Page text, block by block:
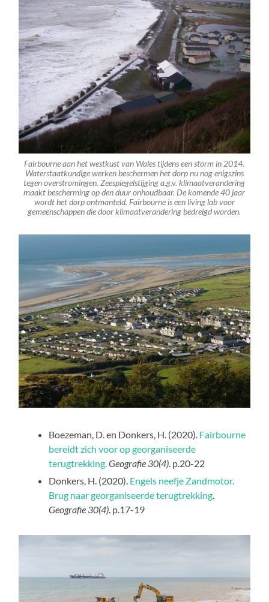
Fairbourne aan het westkust van Wales tijdens een storm in 2014.
Waterstaatkundige werken beschermen het dorp nu nog enigszins
tegen overstromingen. Zeespiegelstijging a.g.v. klimaatverandering
maakt bescherming op den duur onhoudbaar. De komende 40 jaar
wordt het dorp ontmanteld. Fairbourne is eenliving labvoor
gemeenschappen die door klimaatverandering bedreigd worden.
Boezeman, D. en Donkers, H. (2020). Fairbourne
bereidt zich voor op georganiseerde
terugtrekking.Geografie 30(4). p.20-22
Donkers, H. (2020). Engels neefje Zandmotor.
Brug naar georganiseerde terugtrekking.
Geografie 30(4). p.17-19